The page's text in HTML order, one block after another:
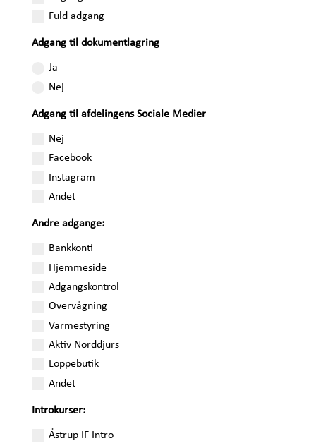
Fuld adgang
Adgang til dokumentlagring
Ja
Nej
Adgang til afdelingens Sociale Medier
Nej
Facebook
Instagram
Andet
Andre adgange:
Bankkonti
Hjemmeside
Adgangskontrol
Overvågning
Varmestyring
Aktiv Norddjurs
Loppebutik
Andet
Introkurser:
Åstrup IF Intro